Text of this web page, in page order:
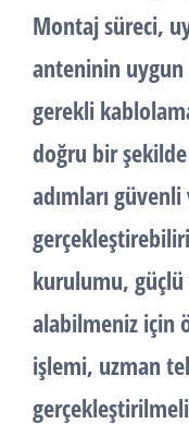
Montaj süreci,
anteninin
gerekli
doğru bir şekilde
adımları
kurulumu,
alabilmeniz için
işlemi, uzman